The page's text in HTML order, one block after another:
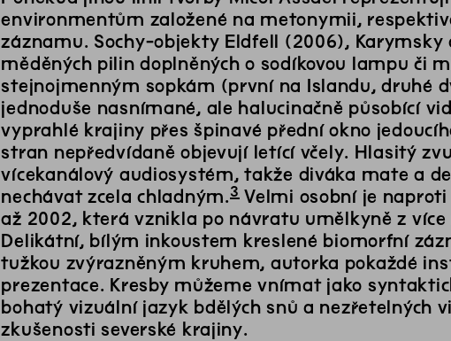
environmentům založené na metonymii,
záznamu. Sochy-objekty Eldfell (2006),
měděných pilin doplněných o sodíkovou lampu či
stejnojmenným sopkám (první na Islandu, druhé
jednoduše nasnímané, ale halucinačně působící
vyprahlé krajiny přes špinavé přední okno
stran nepředvídaně objevují letící včely. Hlasitý
vícekanálový audiosystém, takže diváka mate a
nechávat zcela chladným.3Velmi osobní je
až 2002, která vznikla po návratu umělkyně z
Delikátní, bílým inkoustem kreslené biomorfní
tužkou zvýrazněným kruhem, autorka pokaždé
prezentace. Kresby můžeme vnímat jako
bohatý vizuální jazyk bdělých snů a nezřetelných
zkušenosti severské krajiny.